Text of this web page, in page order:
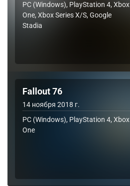
PC (Windows), PlayStation 4, Xbox
One, Xbox Series X/S, Google
Stadia
Fallout 76
14 ноября 2018 г.
PC (Windows), PlayStation 4, Xbox
One